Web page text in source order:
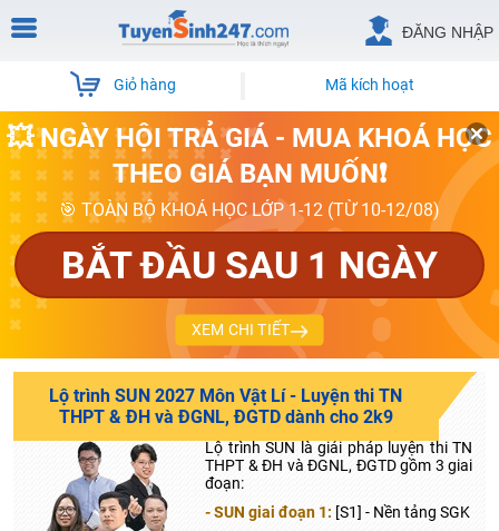
ĐĂNG NHẬP
Giỏ hàng Mã kích hoạt
💥 NGÀY HỘI TRẢ GIÁ - MUA KHOÁ HỌC
THEO GIÁ BẠN MUỐN❗
🎯 TOÀN BỘ KHOÁ HỌC LỚP 1-12 (TỪ 10-12/08)
BẮT ĐẦU SAU 1 NGÀY
XEM CHI TIẾT
Lộ trình SUN 2027 Môn Vật Lí - Luyện thi TN
THPT & ĐH và ĐGNL, ĐGTD dành cho 2k9
Lộ trình SUN là giải pháp luyện thi TN
THPT & ĐH và ĐGNL, ĐGTD gồm 3 giai
đoạn:
- SUN giai đoạn 1: [S1] - Nền tảng SGK